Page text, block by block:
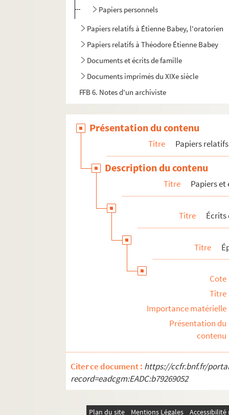
Papiers personnels
Papiers relatifs à Étienne Babey, l'oratorien
Papiers relatifs à Théodore Étienne Babey
Documents et écrits de famille
Documents imprimés du XIXe siècle
FFB 6. Notes d'un archiviste
Présentation du contenu
Titre Papiers
Description du contenu
Titre Papiers
Titre
Titre
Cote
Titre
Importance matérielle
Présentation du
contenu
Citer ce document : https://ccfr.bnf.fr/
record=eadcgm:EADC:b79269052
Plan du site Mentions Légales